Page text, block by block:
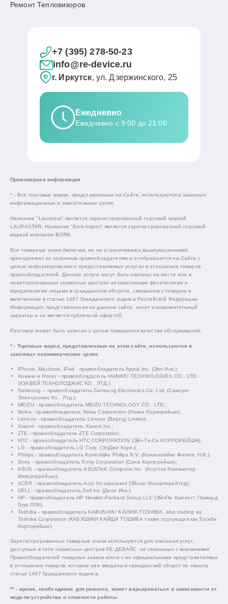
Ремонт Тепловизоров
+7 (395) 278-50-23
info@re-device.ru
г. Иркутск, ул. Дзержинского, 25
Ежедневно
Ежедневно с 9:00 до 21:00
Правомерная информация
* - Все торговые марки, представленные на Сайте, используются в законных
информационных и описательных целях.
Название "Laurastar" является зарегистрированной торговой маркой
LAURASTAR. Название "Bork-Import" является зарегистрированной торговой
маркой компании BORK.
Все товарные знаки (включая, но не ограничиваясь вышеуказанными)
принадлежат их законным правообладателям и отображаются на Сайте с
целью информирования о предоставляемых услугах в отношении товаров
правообладателей. Данные услуги могут быть оказаны на месте или в
неавторизованных сервисных центрах независимыми физическими и
юридическими лицами в гражданском обороте, связанном с товаром и
включенном в статью 1487 Гражданского кодекса Российской Федерации.
Информация, представленная на данном сайте, носит ознакомительный
характер и не является публичной офертой.
Разговор может быть записан с целью повышения качества обслуживания.
* - Торговые марки, представленные на этом сайте, используются в
законных некоммерческих целях.
iPhone, Macbook, iPad - правообладатель Apple Inc. (Эпл Инк.);
Huawei и Honor - правообладатель HUAWEI TECHNOLOGIES CO., LTD.
(ХУАВЕЙ ТЕКНОЛОДЖИС КО., ЛТД.);
Samsung – правообладатель Samsung Electronics Co. Ltd. (Самсунг
Электроникс Ко., Лтд.);
MEIZU - правообладатель MEIZU TECHNOLOGY CO., LTD.;
Nokia - правообладатель Nokia Corporation (Нокиа Корпорейшн);
Lenovo - правообладатель Lenovo (Beijing) Limited;
Xiaomi - правообладатель Xiaomi Inc.;
ZTE - правообладатель ZTE Corporation;
HTC - правообладатель HTC CORPORATION (Эйч-Ти-Си КОРПОРЕЙШН);
LG - правообладатель LG Corp. (ЭлДжи Корп.);
Philips - правообладатель Koninklijke Philips N.V. (Конинклийке Филипс Н.В.);
Sony - правообладатель Sony Corporation (Сони Корпорейшн);
ASUS - правообладатель ASUSTeK Computer Inc. (Асустек Компьютер
Инкорпорейшн);
ACER - правообладатель Acer Incorporated (Эйсер Инкорпорейтед);
DELL - правообладатель Dell Inc.(Делл Инк.);
HP - правообладатель HP Hewlett-Packard Group LLC (ЭйчПи Хьюлетт Паккард
Груп ЛЛК);
Toshiba - правообладатель KABUSHIKI KAISHA TOSHIBA, also trading as
Toshiba Corporation (КАБУШИКИ КАЙША ТОШИБА также торгующая как Тосиба
Корпорейшн).
Зарегистрированные товарные знаки используются для описания услуг,
доступных в сети сервисных центров РЕ-ДЕВАЙС, не связанных с компаниями
Правообладателей товарных знаков и/или с их официальными представителями
в отношении товаров, которые уже введены в гражданский оборот по смыслу
статьи 1487 Гражданского кодекса.
** - время, необходимое для ремонта, может варьироваться в зависимости от
модели устройства и сложности работы.